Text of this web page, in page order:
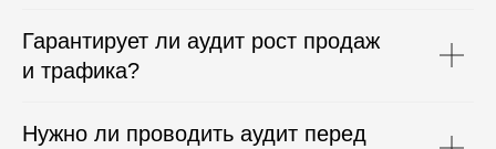
Гарантирует ли аудит рост продаж
и трафика?
Нужно ли проводить аудит перед